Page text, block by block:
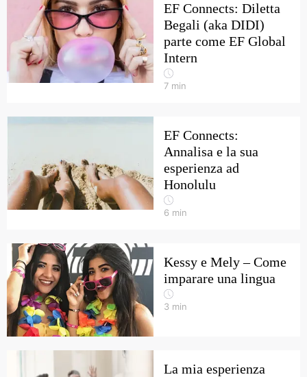
EF Connects: Diletta
Begali (aka DIDI)
parte come EF Global
Intern
7 min
EF Connects:
Annalisa e la sua
esperienza ad
Honolulu
6 min
Kessy e Mely – Come
imparare una lingua
3 min
La mia esperienza